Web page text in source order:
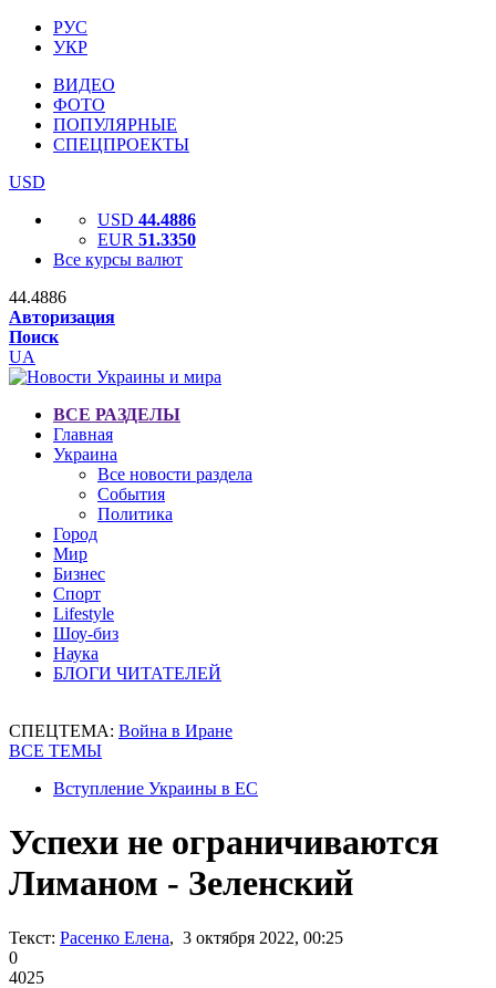
РУС
УКР
ВИДЕО
ФОТО
ПОПУЛЯРНЫЕ
СПЕЦПРОЕКТЫ
USD
USD 44.4886
EUR 51.3350
Все курсы валют
44.4886
Авторизация
Поиск
UA
ВСЕ РАЗДЕЛЫ
Главная
Украина
Все новости раздела
События
Политика
Город
Мир
Бизнес
Спорт
Lifestyle
Шоу-биз
Наука
БЛОГИ ЧИТАТЕЛЕЙ
СПЕЦТЕМА: Война в Иране
ВСЕ ТЕМЫ
Вступление Украины в ЕС
Успехи не ограничиваются
Лиманом - Зеленский
Текст: Расенко Елена, 3 октября 2022, 00:25
0
4025